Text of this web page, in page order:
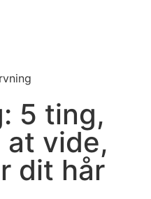
5 ting,
vide,
dit hår